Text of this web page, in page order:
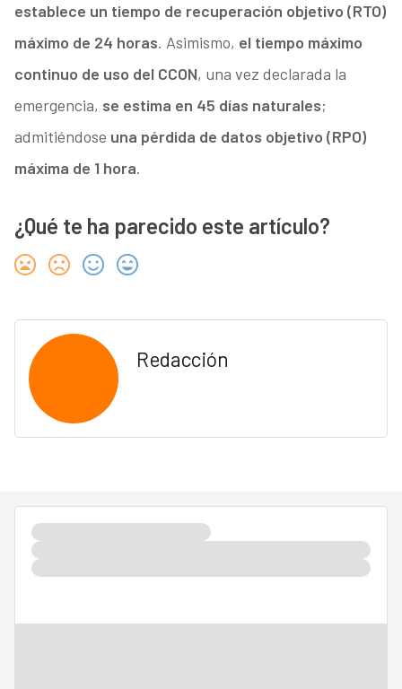
establece un tiempo de recuperación objetivo (RTO)
máximo de 24 horas. Asimismo, el tiempo máximo
continuo de uso del CCON, una vez declarada la
emergencia, se estima en 45 días naturales;
admitiéndose una pérdida de datos objetivo (RPO)
máxima de 1 hora.
¿Qué te ha parecido este artículo?
Redacción